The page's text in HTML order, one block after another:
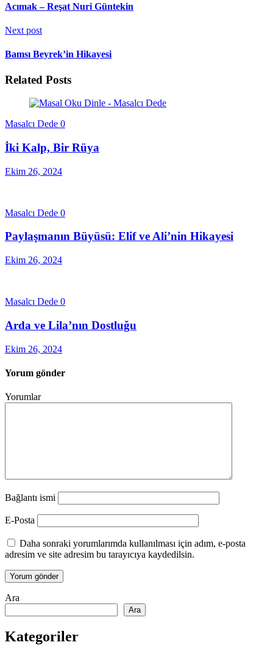
Acımak – Reşat Nuri Güntekin
Next post
Bamsı Beyrek’in Hikayesi
Related Posts
Masalcı Dede 0
İki Kalp, Bir Rüya
Ekim 26, 2024
Masalcı Dede 0
Paylaşmanın Büyüsü: Elif ve Ali’nin Hikayesi
Ekim 26, 2024
Masalcı Dede 0
Arda ve Lila’nın Dostluğu
Ekim 26, 2024
Yorum gönder
Yorumlar
Bağlantı ismi
E-Posta
Daha sonraki yorumlarımda kullanılması için adım, e-posta
adresim ve site adresim bu tarayıcıya kaydedilsin.
Ara
Ara
Kategoriler